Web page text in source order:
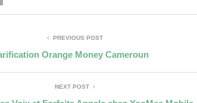
PREVIOUS POST
Orange Money Cameroun
NEXT POST